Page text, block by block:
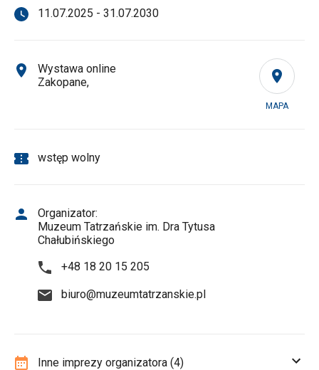
11.07.2025 - 31.07.2030
MAPA
Wystawa online
Zakopane,
wstęp wolny
Organizator:
Muzeum Tatrzańskie im. Dra Tytusa
Chałubińskiego
+48 18 20 15 205
biuro@muzeumtatrzanskie.pl
Inne imprezy organizatora (4)